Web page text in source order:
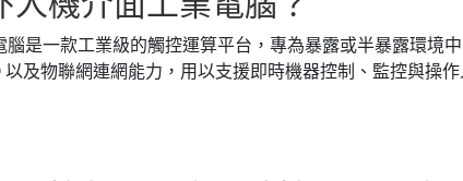
腦是一款工業級的觸控運算平台，專為暴露或半暴露環
及物聯網連網能力，用以支援即時機器控制、監控與操作